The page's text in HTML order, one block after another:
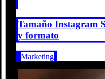
Tamaño Instagram
y formato
Marketing